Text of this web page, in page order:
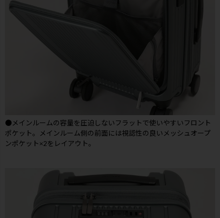
●メインルームの容量を圧迫しないフラットで使いやすいフロント
ポケット。メインルーム側の前面には視認性の良いメッシュオープ
ンポケット×2をレイアウト。